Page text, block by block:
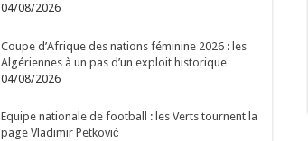
04/08/2026
Coupe d’Afrique des nations féminine 2026 : les
Algériennes à un pas d’un exploit historique
04/08/2026
Equipe nationale de football : les Verts tournent la
page Vladimir Petković